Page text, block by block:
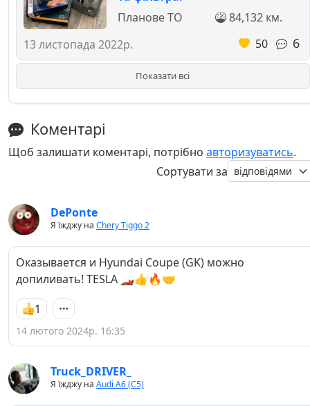
13 листопада 2022р.
Планове ТО
84,132 км.
50
6
Показати всі
Коментарі
Щоб залишати коментарі, потрібно авторизуватись.
Сортувати за
DePonte
Я їжджу на Chery Tiggo 2
Оказывается и Hyundai Coupe (GK) можно
допиливать! TESLA 🏎️👍🔥🤝
1
14 лютого 2024р. 16:35
Truck_DRIVER_
Я їжджу на Audi A6 (C5)